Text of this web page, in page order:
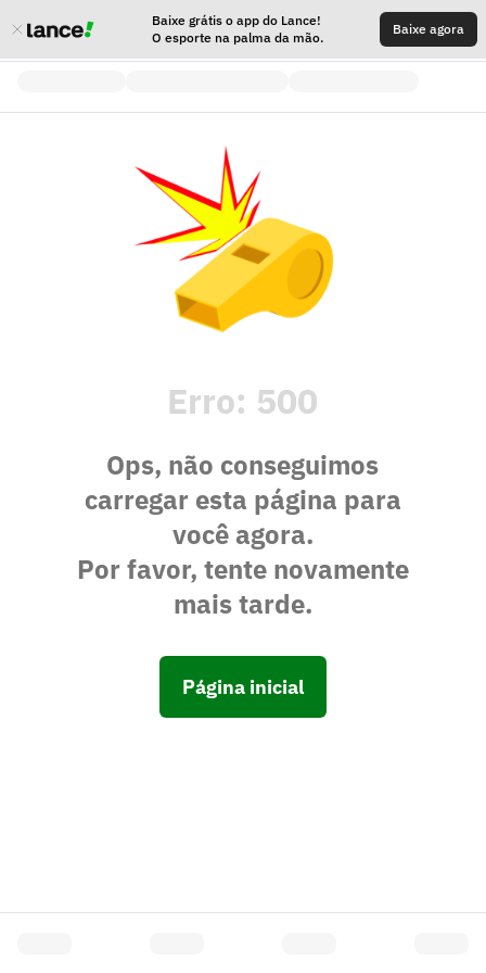
Baixe grátis o app do Lance!
O esporte na palma da mão.
Baixe agora
Erro: 500
Ops, não conseguimos
carregar esta página para
você agora.
Por favor, tente novamente
mais tarde.
Página inicial